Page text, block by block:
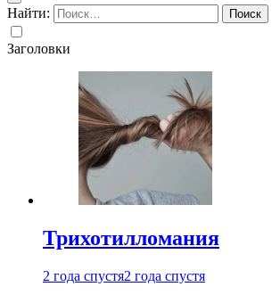
Найти:
Заголовки
Трихотилломания
2 года спустя2 года спустя